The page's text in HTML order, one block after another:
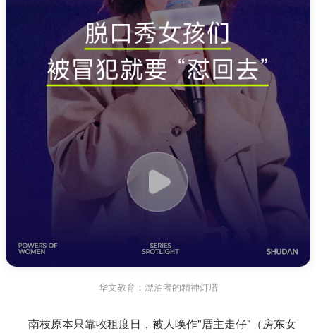
华文教育：漂泊者的精神灯塔
南枝原本只靠收租度日，被人唤作"厝主走仔"（房东女